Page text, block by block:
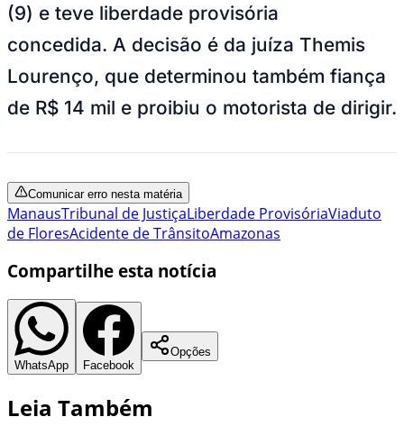
(9) e teve liberdade provisória
concedida. A decisão é da juíza Themis
Lourenço, que determinou também fiança
de R$ 14 mil e proibiu o motorista de dirigir.
Comunicar erro nesta matéria
ManausTribunal de JustiçaLiberdade ProvisóriaViaduto
de FloresAcidente de TrânsitoAmazonas
Compartilhe esta notícia
WhatsApp Facebook
Opções
Leia Também